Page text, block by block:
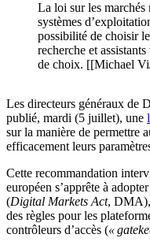
La loi sur les
systèmes
possibilité de choisir
recherche et
de choix. [[Michael
Les directeurs généraux de
publié, mardi (5 juillet), une
sur la manière de permettre
efficacement leurs
Cette recommandation
européen s’apprête à
(Digital Markets Act, DMA),
des règles pour les
contrôleurs d’accès («